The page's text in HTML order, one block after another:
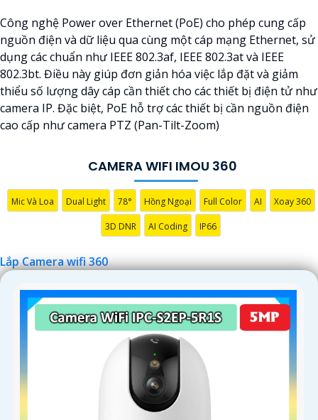
về chất lượng hình ảnh. Hãy trải nghiệm công nghệ hiện đại
và an ninh tối ưu với Camera wifi 360 hình ảnh sắc nét của
chúng tôi ngay hôm nay!"
'
Công nghệ Power over Ethernet (PoE) cho phép cung cấp
nguồn điện và dữ liệu qua cùng một cáp mạng Ethernet, sử
dụng các chuẩn như IEEE 802.3af, IEEE 802.3at và IEEE
802.3bt. Điều này giúp đơn giản hóa việc lắp đặt và giảm
thiểu số lượng dây cáp cần thiết cho các thiết bị điện tử như
camera IP. Đặc biệt, PoE hỗ trợ các thiết bị cần nguồn điện
cao cấp như camera PTZ (Pan-Tilt-Zoom)
CAMERA WIFI IMOU 360
Mic Và Loa Dual Light 78° Hồng Ngoại Full Color AI Xoay 360
3D DNR AI Coding IP66
Lắp Camera wifi 360